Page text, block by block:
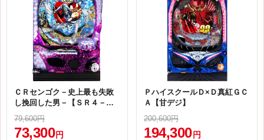
ＣＲセンゴク－史上最も失敗
し挽回した男－【ＳＲ４－Ｋ
79,600円
73,300 円
ＰハイスクールＤ×Ｄ真紅ＧＣ
Ａ【甘デジ】
200,600円
194,300 円